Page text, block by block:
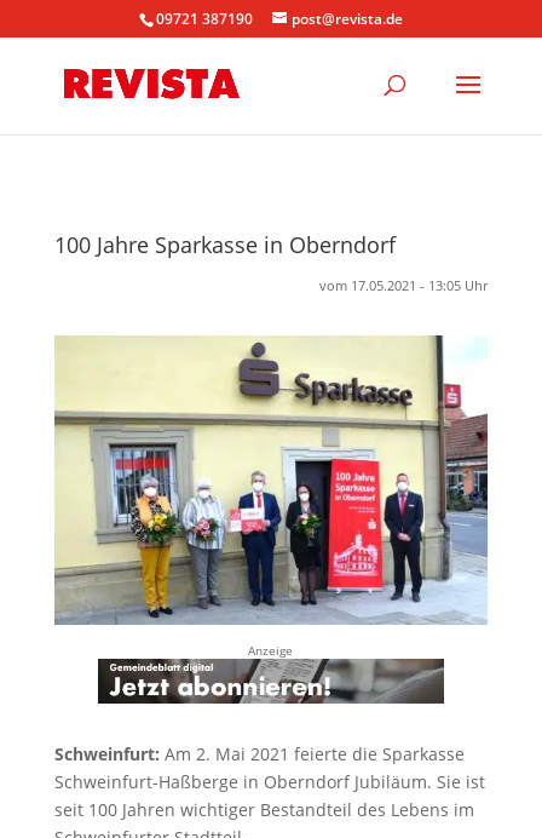
09721 387190 post@revista.de
100 Jahre Sparkasse in Oberndorf
vom 17.05.2021 - 13:05 Uhr
Anzeige
Schweinfurt: Am 2. Mai 2021 feierte die Sparkasse
Schweinfurt-Haßberge in Oberndorf Jubiläum. Sie ist
seit 100 Jahren wichtiger Bestandteil des Lebens im